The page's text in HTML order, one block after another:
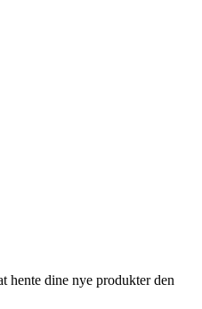
hente dine nye produkter den